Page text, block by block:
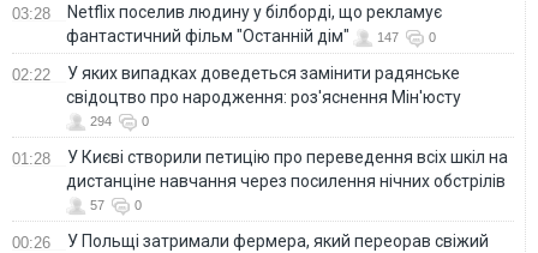
03:28
Netflix поселив людину у білборді, що рекламує
фантастичний фільм "Останній дім"
147 0
02:22
У яких випадках доведеться замінити радянське
свідоцтво про народження: роз'яснення Мін'юсту
294 0
01:28
У Києві створили петицію про переведення всіх шкіл на
дистанціне навчання через посилення нічних обстрілів
57 0
00:26
У Польщі затримали фермера, який переорав свіжий